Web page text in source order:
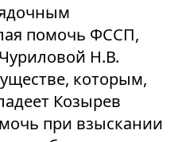
помочь ФССП,
Н.В.
которым,
Козырев
при взыскании